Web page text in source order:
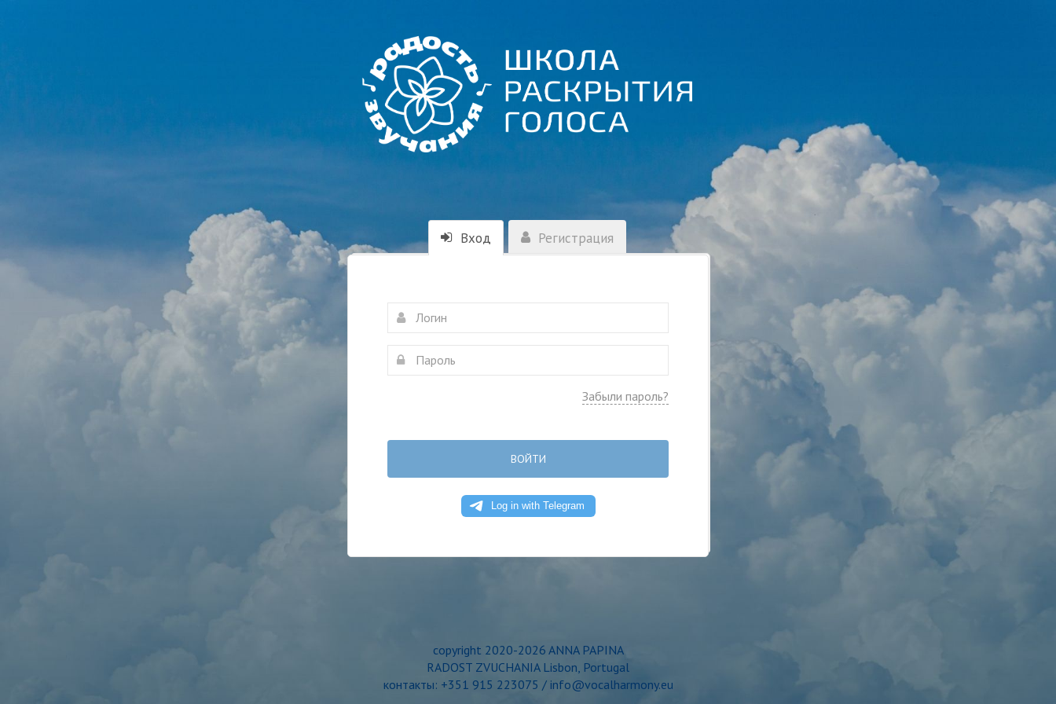
Вход Регистрация
Забыли пароль?
ВОЙТИ
copyright 2020-2026 ANNA PAPINA
RADOST ZVUCHANIA Lisbon, Portugal
контакты: +351 915 223075 / info@vocalharmony.eu